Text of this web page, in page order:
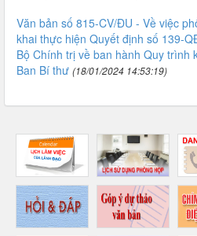
Văn bản số 815-CV/ĐU - Về việc
khai thực hiện Quyết định số 139-
Bộ Chính trị về ban hành Quy trình
Ban Bí thư (18/01/2024 14:53:19)